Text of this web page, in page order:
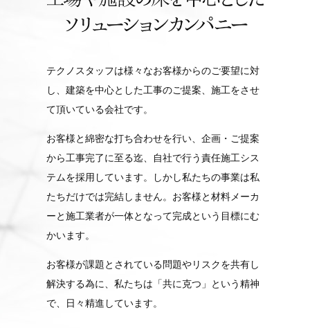
テクノスタッフは様々なお客様からのご要望に対
し、建築を中心とした工事のご提案、施工をさせ
て頂いている会社です。
お客様と綿密な打ち合わせを行い、企画・ご提案
から工事完了に至る迄、自社で行う責任施工シス
テムを採用しています。しかし私たちの事業は私
たちだけでは完結しません。お客様と材料メーカ
ーと施工業者が一体となって完成という目標にむ
かいます。
お客様が課題とされている問題やリスクを共有し
解決する為に、私たちは「共に克つ」という精神
で、日々精進しています。